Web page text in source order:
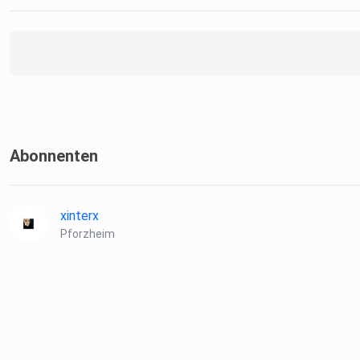
Abonnenten
xinterx
Pforzheim